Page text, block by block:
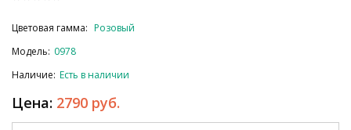
Цветовая гамма: Розовый
Модель: 0978
Наличие: Есть в наличии
Цена: 2790 руб.